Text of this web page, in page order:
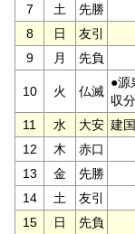
7
土
先勝
8
日
友引
9
月 先負
10 火 仏滅
●源
収
11
水 大安 建
12
木
赤口
13
金
先勝
14
土
友引
15
日 先負